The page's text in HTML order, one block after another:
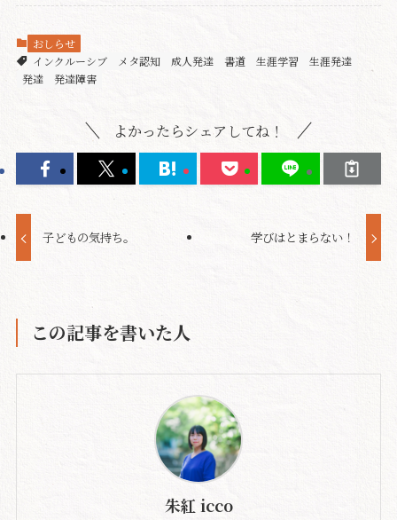
おしらせ
インクルーシブ
メタ認知 成人発達 書道 生涯学習
生涯発達
発達
発達障害
よかったらシェアしてね！
子どもの気持ち。 学びはとまらない！
この記事を書いた人
朱紅 icco